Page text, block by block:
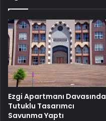
Ezgi Apartmanı Davasında
Tutuklu Tasarımcı
Savunma Yaptı